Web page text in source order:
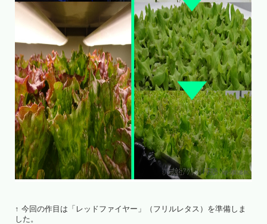
↑ 今回の作目は「レッドファイヤー」（フリルレタス）を準備しま
した。